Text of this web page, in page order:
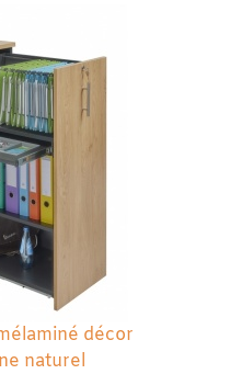
décor
naturel